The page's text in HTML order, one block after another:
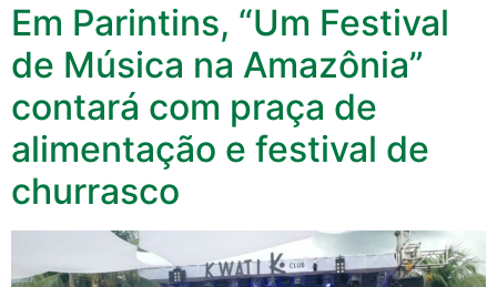
Em Parintins, “Um Festival
de Música na Amazônia”
contará com praça de
alimentação e festival de
churrasco